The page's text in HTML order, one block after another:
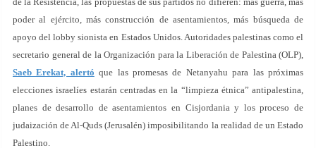
poder al ejército, más construcción de asentamientos, más búsqueda de
apoyo del lobby sionista en Estados Unidos. Autoridades palestinas como el
secretario general de la Organización para la Liberación de Palestina (OLP),
Saeb Erekat, alertó que las promesas de Netanyahu para las próximas
elecciones israelíes estarán centradas en la “limpieza étnica” antipalestina,
planes de desarrollo de asentamientos en Cisjordania y los proceso de
judaización de Al-Quds (Jerusalén) imposibilitando la realidad de un Estado
Palestino.